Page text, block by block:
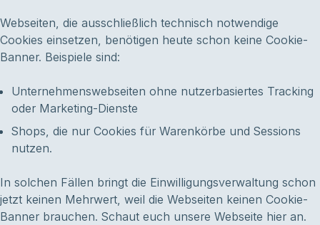
Webseiten, die ausschließlich technisch notwendige
Cookies einsetzen, benötigen heute schon keine Cookie-
Banner. Beispiele sind:
Unternehmenswebseiten ohne nutzerbasiertes Tracking
oder Marketing-Dienste
Shops, die nur Cookies für Warenkörbe und Sessions
nutzen.
In solchen Fällen bringt die Einwilligungsverwaltung schon
jetzt keinen Mehrwert, weil die Webseiten keinen Cookie-
Banner brauchen. Schaut euch unsere Webseite hier an.